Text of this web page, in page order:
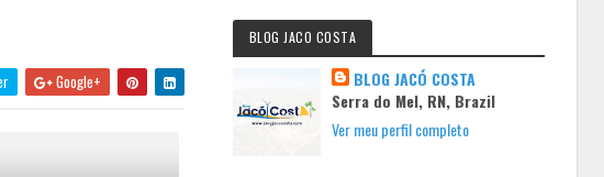
Google+
BLOG JACO COSTA
BLOG JACÓ COSTA
Serra do Mel, RN, Brazil
Ver meu perfil completo